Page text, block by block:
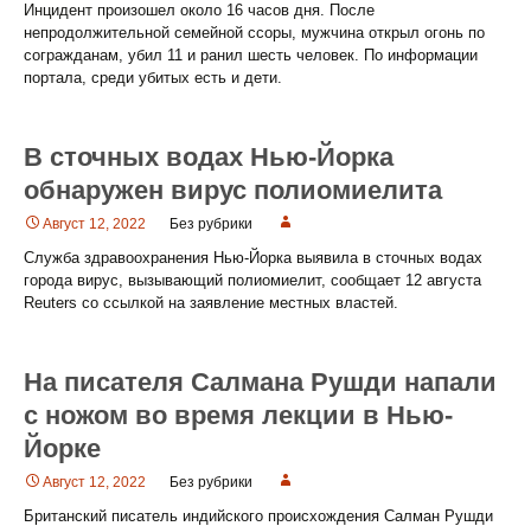
Инцидент произошел около 16 часов дня. После
непродолжительной семейной ссоры, мужчина открыл огонь по
согражданам, убил 11 и ранил шесть человек. По информации
портала, среди убитых есть и дети.
В сточных водах Нью-Йорка
обнаружен вирус полиомиелита
Август 12, 2022 Без рубрики
Служба здравоохранения Нью-Йорка выявила в сточных водах
города вирус, вызывающий полиомиелит, сообщает 12 августа
Reuters со ссылкой на заявление местных властей.
На писателя Салмана Рушди напали
с ножом во время лекции в Нью-
Йорке
Август 12, 2022 Без рубрики
Британский писатель индийского происхождения Салман Рушди